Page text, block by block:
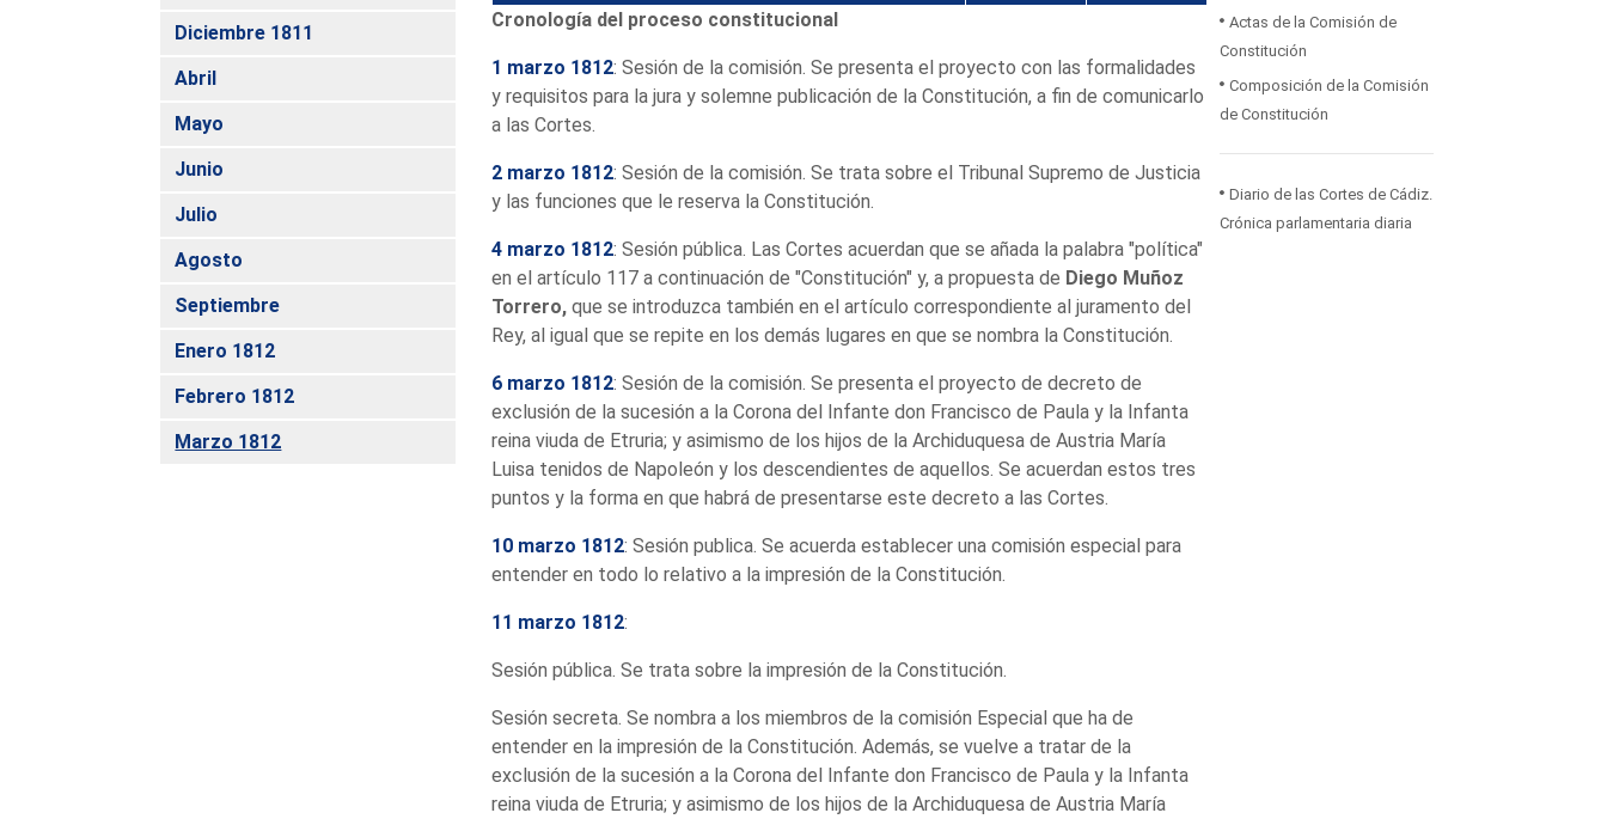
Diciembre 1811
Abril
Mayo
Junio
Julio
Agosto
Septiembre
Enero 1812
Febrero 1812
Marzo 1812
Cronología del proceso constitucional
1 marzo 1812: Sesión de la comisión. Se presenta el proyecto con las formalidades
y requisitos para la jura y solemne publicación de la Constitución, a fin de comunicarlo
a las Cortes.
2 marzo 1812: Sesión de la comisión. Se trata sobre el Tribunal Supremo de Justicia
y las funciones que le reserva la Constitución.
4 marzo 1812: Sesión pública. Las Cortes acuerdan que se añada la palabra "política"
en el artículo 117 a continuación de "Constitución" y, a propuesta de Diego Muñoz
Torrero,que se introduzca también en el artículo correspondiente al juramento del
Rey, al igual que se repite en los demás lugares en que se nombra la Constitución.
6 marzo 1812: Sesión de la comisión. Se presenta el proyecto de decreto de
exclusión de la sucesión a la Corona del Infante don Francisco de Paula y la Infanta
reina viuda de Etruria; y asimismo de los hijos de la Archiduquesa de Austria María
Luisa tenidos de Napoleón y los descendientes de aquellos. Se acuerdan estos tres
puntos y la forma en que habrá de presentarse este decreto a las Cortes.
10 marzo 1812: Sesión publica. Se acuerda establecer una comisión especial para
entender en todo lo relativo a la impresión de la Constitución.
11 marzo 1812:
Sesión pública. Se trata sobre la impresión de la Constitución.
Sesión secreta. Se nombra a los miembros de la comisión Especial que ha de
entender en la impresión de la Constitución. Además, se vuelve a tratar de la
exclusión de la sucesión a la Corona del Infante don Francisco de Paula y la Infanta
reina viuda de Etruria; y asimismo de los hijos de la Archiduquesa de Austria María
Actas de la Comisión de
Constitución
Composición de la Comisión
de Constitución
Diario de las Cortes de Cádiz.
Crónica parlamentaria diaria